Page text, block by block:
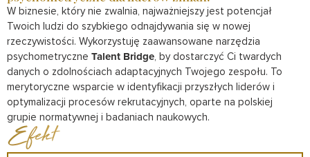
W biznesie, który nie zwalnia, najważniejszy jest potencjał
Twoich ludzi do szybkiego odnajdywania się w nowej
rzeczywistości. Wykorzystuję zaawansowane narzędzia
psychometryczne Talent Bridge, by dostarczyć Ci twardych
danych o zdolnościach adaptacyjnych Twojego zespołu. To
merytoryczne wsparcie w identyfikacji przyszłych liderów i
optymalizacji procesów rekrutacyjnych, oparte na polskiej
grupie normatywnej i badaniach naukowych.
Efekt